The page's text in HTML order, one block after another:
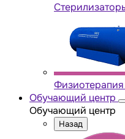
Обучающий центр
Обучающий центр
Назад